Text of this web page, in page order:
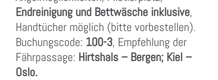
Endreinigung und Bettwäsche inklusive,
Handtücher möglich (bitte vorbestellen).
Buchungscode: 100-3, Empfehlung der
Fährpassage: Hirtshals – Bergen; Kiel –
Oslo.